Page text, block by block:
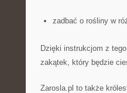
zadbać o rośliny w
Dzięki instrukcjom z
zakątek, który będzie
Zarosla.pl to także